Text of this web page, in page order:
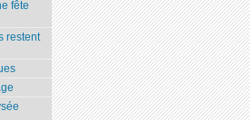
fête
restent